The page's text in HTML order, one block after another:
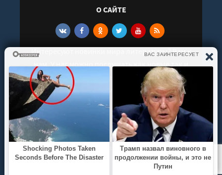
О САЙТЕ
Интересуют новинки мира литературы? Вам к
нам. У нас можно послушать как новые так и
старые аудиокниги. Выбрать и поделиться с
друзьями лучшими аудиокнигами!
© 2021 - 2026 kniga-audio.net. Все права
защищены.